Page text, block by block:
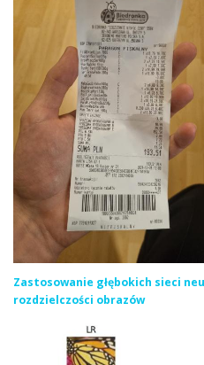
Zastosowanie głębokich sieci
rozdzielczości obrazów